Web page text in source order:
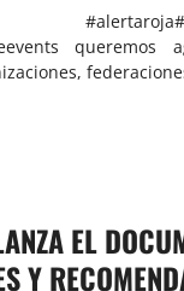
queremos
EL
Y